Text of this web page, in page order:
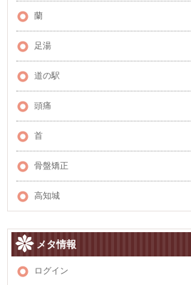
蘭
足湯
道の駅
頭痛
首
骨盤矯正
高知城
メタ情報
ログイン